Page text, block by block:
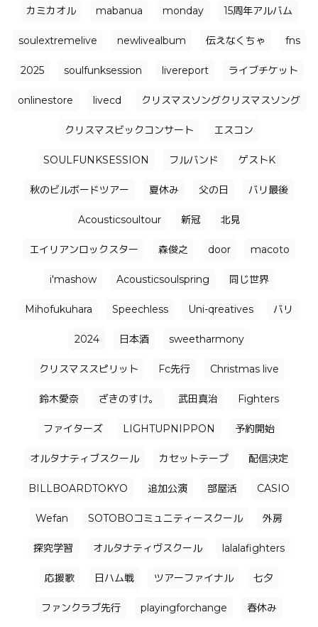
カミカオル mabanua monday 15周年アルバム
soulextremelive newlivealbum 伝えなくちゃ fns
2025 soulfunksession livereport ライブチケット
onlinestore livecd クリスマスソングクリスマスソング
クリスマスビックコンサート エスコン
SOULFUNKSESSION フルバンド ゲストK
秋のビルボードツアー 夏休み 父の日 バリ最後
Acousticsoultour 新冠 北見
エイリアンロックスター 森俊之 door macoto
i'mashow Acousticsoulspring 同じ世界
Mihofukuhara Speechless Uni-qreatives バリ
2024 日本酒 sweetharmony
クリスマススピリット Fc先行 Christmas live
鈴木愛奈 ざきのすけ。 武田真治 Fighters
ファイターズ LIGHTUPNIPPON 予約開始
オルタナティブスクール カセットテープ 配信決定
BILLBOARDTOKYO 追加公演 部屋活 CASIO
Wefan SOTOBOコミュニティースクール 外房
探究学習 オルタナティヴスクール lalalafighters
応援歌 日ハム戦 ツアーファイナル 七夕
ファンクラブ先行 playingforchange 春休み